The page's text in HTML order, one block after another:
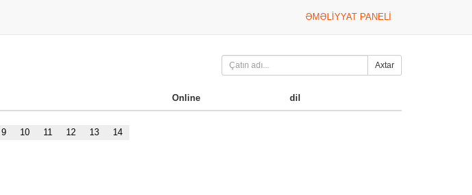
ƏMƏLIYYAT PANELI
Axtar
Online dil
9 10 11 12 13 14